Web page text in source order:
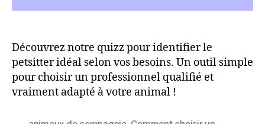
Découvrez notre quizz pour identifier le
petsitter idéal selon vos besoins. Un outil simple
pour choisir un professionnel qualifié et
vraiment adapté à votre animal !